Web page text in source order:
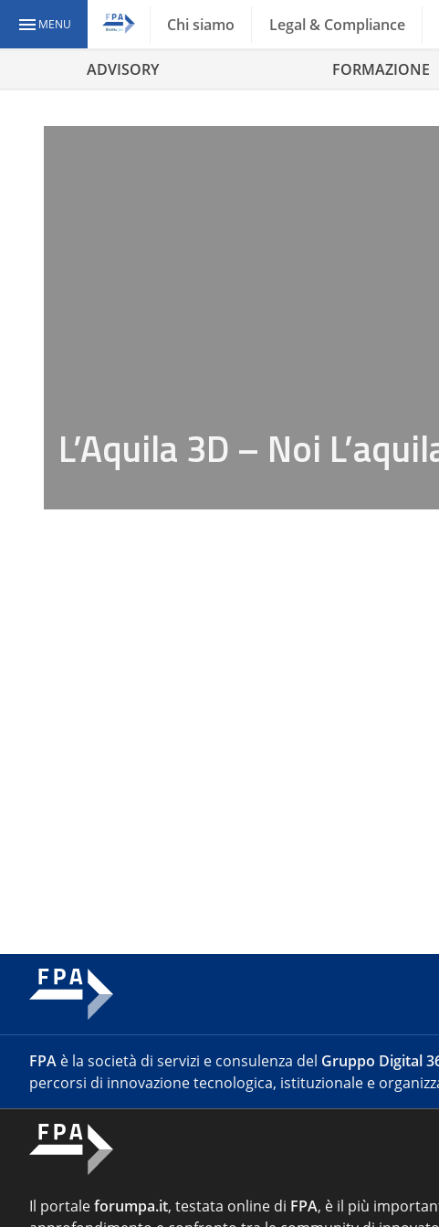
MENU Chi siamo Legal & Compliance
ADVISORY FORMAZIONE
L’Aquila 3D – Noi
FPA è la società di servizi e consulenza del Gruppo Digital
percorsi di innovazione tecnologica, istituzionale e
Il portaleforumpa.it, testata online di FPA, è il più